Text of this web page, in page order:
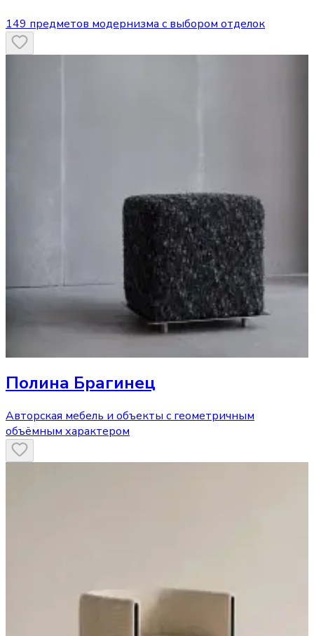
149 предметов модернизма с выбором отделок
Полина Брагинец
Авторская мебель и объекты с геометричным
объёмным характером